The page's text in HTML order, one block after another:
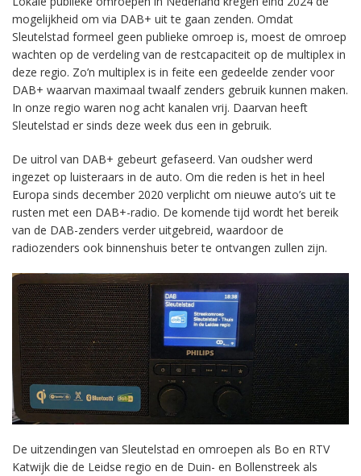
mogelijkheid om via DAB+ uit te gaan zenden. Omdat
Sleutelstad formeel geen publieke omroep is, moest de omroep
wachten op de verdeling van de restcapaciteit op de multiplex in
deze regio. Zo’n multiplex is in feite een gedeelde zender voor
DAB+ waarvan maximaal twaalf zenders gebruik kunnen maken.
In onze regio waren nog acht kanalen vrij. Daarvan heeft
Sleutelstad er sinds deze week dus een in gebruik.
De uitrol van DAB+ gebeurt gefaseerd. Van oudsher werd
ingezet op luisteraars in de auto. Om die reden is het in heel
Europa sinds december 2020 verplicht om nieuwe auto’s uit te
rusten met een DAB+-radio. De komende tijd wordt het bereik
van de DAB-zenders verder uitgebreid, waardoor de
radiozenders ook binnenshuis beter te ontvangen zullen zijn.
De uitzendingen van Sleutelstad en omroepen als Bo en RTV
Katwijk die de Leidse regio en de Duin- en Bollenstreek als